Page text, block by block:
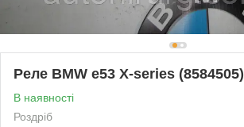
Реле BMW e53 X-series (8584505)
В наявності
Роздріб